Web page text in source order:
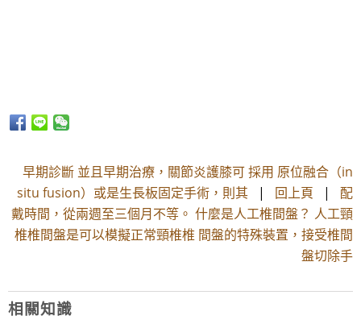
早期診斷 並且早期治療，關節炎護膝可 採用 原位融合（in
situ fusion）或是生長板固定手術，則其
| 回上頁 | 配
戴時間，從兩週至三個月不等。 什麼是人工椎間盤？ 人工頸
椎椎間盤是可以模擬正常頸椎椎 間盤的特殊裝置，接受椎間
盤切除手
相關知識